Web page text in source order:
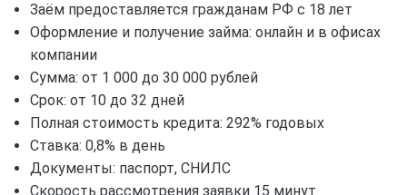
Заём предоставляется гражданам РФ с 18 лет
Оформление и получение займа: онлайн и в офисах
компании
Сумма: от 1 000 до 30 000 рублей
Срок: от 10 до 32 дней
Полная стоимость кредита: 292% годовых
Ставка: 0,8% в день
Документы: паспорт, СНИЛС
Скорость рассмотрения заявки 15 минут